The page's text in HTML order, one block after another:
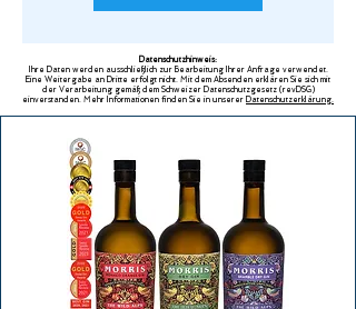
Datenschutzhinweis:
Ihre Daten werden ausschließlich zur Bearbeitung Ihrer Anfrage verwendet.
Eine Weitergabe an Dritte erfolgt nicht. Mit dem Absenden erklären Sie sich mit
der Verarbeitung gemäß dem Schweizer Datenschutzgesetz (revDSG)
einverstanden. Mehr Informationen finden Sie in unserer Datenschutzerklärung.